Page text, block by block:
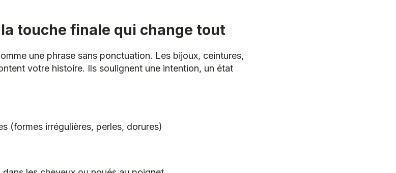
la touche finale qui change tout
une phrase sans ponctuation. Les bijoux, ceintures,
votre histoire. Ils soulignent une intention, un état
(formes irrégulières, perles, dorures)